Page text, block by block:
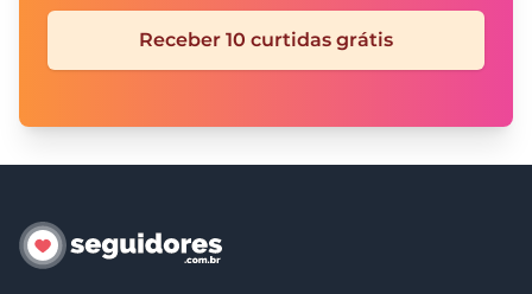
Receber 10 curtidas grátis